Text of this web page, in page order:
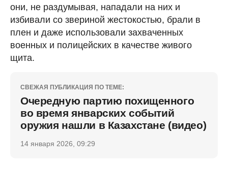
они, не раздумывая, нападали на них и
избивали со звериной жестокостью, брали в
плен и даже использовали захваченных
военных и полицейских в качестве живого
щита.
СВЕЖАЯ ПУБЛИКАЦИЯ ПО ТЕМЕ:
Очередную партию похищенного
во время январских событий
оружия нашли в Казахстане (видео)
14 января 2026, 09:29